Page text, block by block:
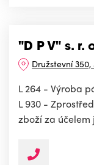
"D P V" s. r.
Družstevní 350,
L 264 - Výroba
L 930 -
zboží za